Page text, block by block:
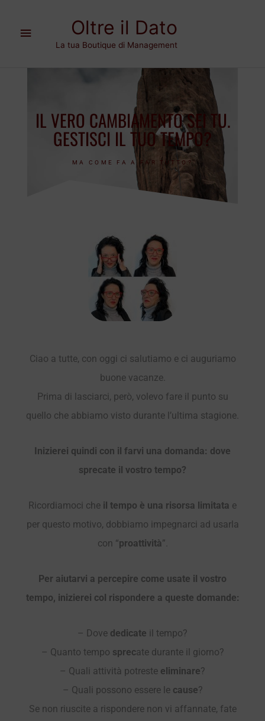
contenuto
Oltre il Dato
La tua Boutique di Management
principale
IL VERO CAMBIAMENTO SEI TU.
GESTISCI IL TUO TEMPO?
MA COME FA A FAR TUTTO?
Ciao a tutte, con oggi ci salutiamo e ci auguriamo
buone vacanze.
Prima di lasciarci, però, volevo fare il punto su
quello che abbiamo visto durante l’ultima stagione.
Inizierei quindi con il farvi una domanda: dove
sprecate il vostro tempo?
Ricordiamoci che il tempo è una risorsa limitata e
per questo motivo, dobbiamo impegnarci ad usarla
con “proattività”.
Per aiutarvi a percepire come usate il vostro
tempo, inizierei col rispondere a queste domande:
– Dove dedicate il tempo?
– Quanto tempo sprecate durante il giorno?
– Quali attività potreste eliminare?
– Quali possono essere le cause?
Se non riuscite a rispondere non vi affannate, fate